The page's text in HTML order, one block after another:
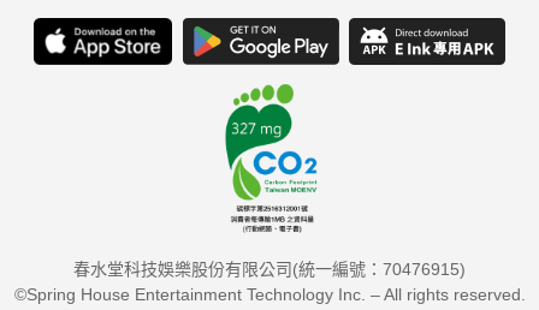
簡單字轉成困難字根或單字，並透過簡單的單字來記憶複雜的字
原始印歐語可說是字根首尾和格林法則之間的橋樑，它會讓你更
了解單字（字根）核心語意的意
始印歐語而特別，因為本書將單
春水堂科技娛樂股份有限公司(統一編號：70476915)
©Spring House Entertainment Technology Inc. – All rights reserved.